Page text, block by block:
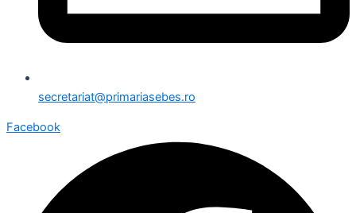
secretariat@primariasebes.ro
Facebook